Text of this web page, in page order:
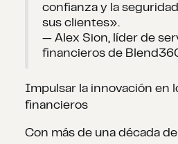
confianza y la
sus clientes».
— Alex Sion, líder de
financieros de
Impulsar la innovación en
financieros
Con más de una década